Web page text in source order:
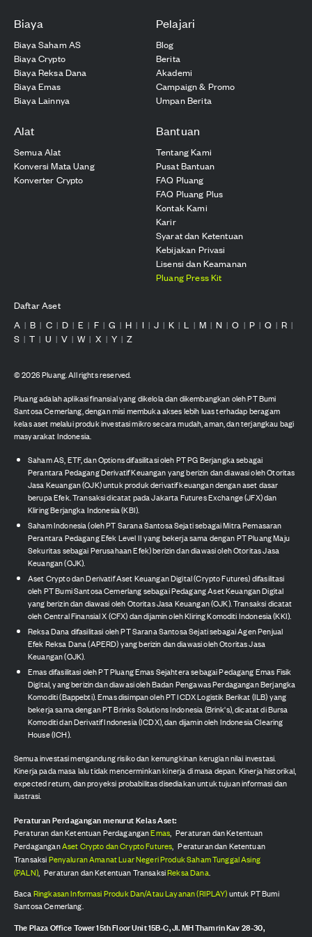
Biaya
Biaya Saham AS
Biaya Crypto
Biaya Reksa Dana
Biaya Emas
Biaya Lainnya
Pelajari
Blog
Berita
Akademi
Campaign & Promo
Umpan Berita
Alat
Semua Alat
Konversi Mata Uang
Konverter Crypto
Bantuan
Tentang Kami
Pusat Bantuan
FAQ Pluang
FAQ Pluang Plus
Kontak Kami
Karir
Syarat dan Ketentuan
Kebijakan Privasi
Lisensi dan Keamanan
Pluang Press Kit
Daftar Aset
A | B | C | D | E | F | G | H | I | J | K | L | M | N | O | P | Q | R |
S | T | U | V | W | X | Y | Z
©2026Pluang. All rights reserved.
Pluang adalah aplikasi finansial yang dikelola dan dikembangkan oleh PT Bumi
Santosa Cemerlang, dengan misi membuka akses lebih luas terhadap beragam
kelas aset melalui produk investasi mikro secara mudah, aman, dan terjangkau bagi
masyarakat Indonesia.
Saham AS, ETF, dan Options difasilitasi oleh PT PG Berjangka sebagai
Perantara Pedagang Derivatif Keuangan yang berizin dan diawasi oleh Otoritas
Jasa Keuangan (OJK) untuk produk derivatif keuangan dengan aset dasar
berupa Efek. Transaksi dicatat pada Jakarta Futures Exchange (JFX) dan
Kliring Berjangka Indonesia (KBI).
Saham Indonesia (oleh PT Sarana Santosa Sejati sebagai Mitra Pemasaran
Perantara Pedagang Efek Level II yang bekerja sama dengan PT Pluang Maju
Sekuritas sebagai Perusahaan Efek) berizin dan diawasi oleh Otoritas Jasa
Keuangan (OJK).
Aset Crypto dan Derivatif Aset Keuangan Digital (Crypto Futures) difasilitasi
oleh PT Bumi Santosa Cemerlang sebagai Pedagang Aset Keuangan Digital
yang berizin dan diawasi oleh Otoritas Jasa Keuangan (OJK). Transaksi dicatat
oleh Central Finansial X (CFX) dan dijamin oleh Kliring Komoditi Indonesia (KKI).
Reksa Dana difasilitasi oleh PT Sarana Santosa Sejati sebagai Agen Penjual
Efek Reksa Dana (APERD) yang berizin dan diawasi oleh Otoritas Jasa
Keuangan (OJK).
Emas difasilitasi oleh PT Pluang Emas Sejahtera sebagai Pedagang Emas Fisik
Digital, yang berizin dan diawasi oleh Badan Pengawas Perdagangan Berjangka
Komoditi (Bappebti). Emas disimpan oleh PT ICDX Logistik Berikat (ILB) yang
bekerja sama dengan PT Brinks Solutions Indonesia (Brink's), dicatat di Bursa
Komoditi dan Derivatif Indonesia (ICDX), dan dijamin oleh Indonesia Clearing
House (ICH).
Semua investasi mengandung risiko dan kemungkinan kerugian nilai investasi.
Kinerja pada masa lalu tidak mencerminkan kinerja di masa depan. Kinerja historikal,
expected return, dan proyeksi probabilitas disediakan untuk tujuan informasi dan
ilustrasi.
Peraturan Perdagangan menurut Kelas Aset:
Peraturan dan Ketentuan PerdaganganEmas Peraturan dan Ketentuan
PerdaganganAset Crypto dan Crypto Futures Peraturan dan Ketentuan
TransaksiPenyaluran Amanat Luar Negeri Produk Saham Tunggal Asing
(PALN), Peraturan dan Ketentuan TransaksiReksa Dana
Baca Ringkasan Informasi Produk Dan/Atau Layanan (RIPLAY)untuk PT Bumi
Santosa Cemerlang.
The Plaza Office Tower 15th Floor Unit 15B-C, Jl. MH Thamrin Kav 28-30,